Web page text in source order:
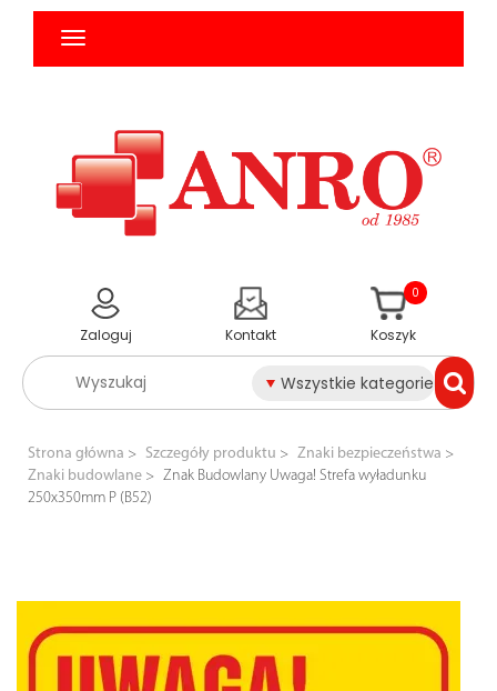
Wszystkie kategorie
Zaloguj Kontakt Koszyk
0
Strona główna Szczegóły produktu
Znaki bezpieczeństwa
Znaki budowlane
Znak Budowlany Uwaga! Strefa wyładunku
250x350mm P (B52)